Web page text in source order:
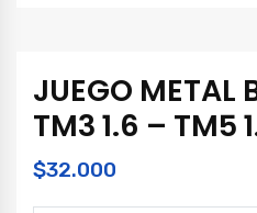
JUEGO METAL
TM3 1.6 – TM5
$32.000